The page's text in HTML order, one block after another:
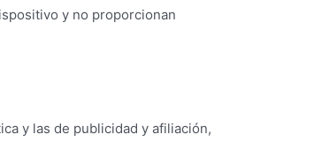
y no proporcionan
y las de publicidad y afiliación,